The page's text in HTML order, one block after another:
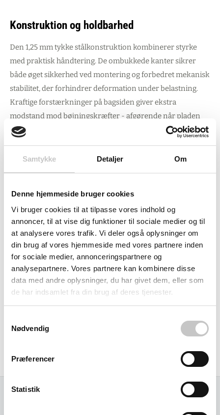
Samtykke Detaljer Om
Denne hjemmeside bruger cookies
Vi bruger cookies til at tilpasse vores indhold og
annoncer, til at vise dig funktioner til sociale medier og til
at analysere vores trafik. Vi deler også oplysninger om
din brug af vores hjemmeside med vores partnere inden
for sociale medier, annonceringspartnere og
analysepartnere. Vores partnere kan kombinere disse
data med andre oplysninger, du har givet dem, eller som
de har indsamlet fra din brug af deres tjenester.
Nødvendig
Præferencer
Statistik
Konstruktion og holdbarhed
Den 1,25 mm tykke stålkonstruktion kombinerer styrke
med praktisk håndtering. De ombukkede kanter sikrer
både øget sikkerhed ved montering og forbedret mekanisk
stabilitet, der forhindrer deformation under belastning.
Kraftige forstærkninger på bagsiden giver ekstra
modstand mod bøjningskræfter - afgørende når pladen
udsættes for intensiv brug i produktionsmiljøer eller på
travle lagergulve.
og skjuler naturligt støv og snavs fra daglig brug.
Bredformatet på 1000 x 450 mm betyder færre samlinger
og hurtigere installation over større arealer.
Praktisk anvendelse
Pladen fungerer ideelt som underlag for maskiner i
produktionshaller, beskyttelse af arbejdsborde i
specialværksteder eller som gulvforstærkning i områder
velegnet til både permanente installationer og fleksible
opretholde arbejdsflow og beskytte investeringer.